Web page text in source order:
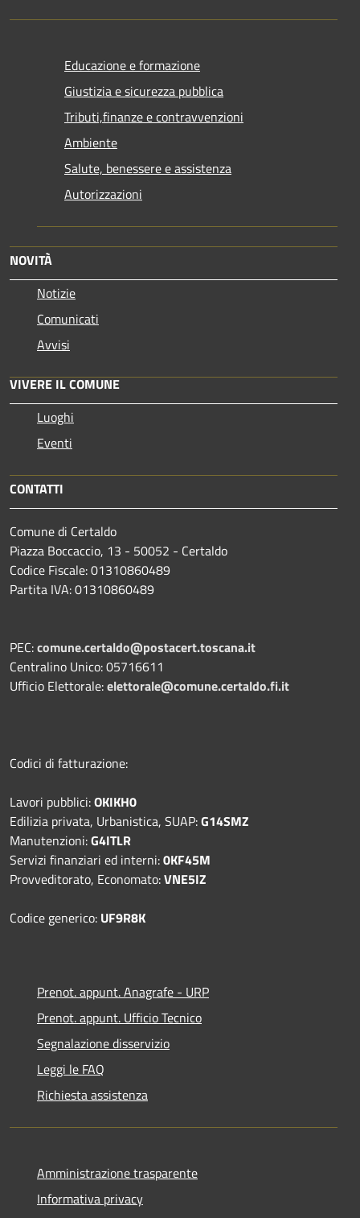
Educazione e formazione
Giustizia e sicurezza pubblica
Tributi,finanze e contravvenzioni
Ambiente
Salute, benessere e assistenza
Autorizzazioni
NOVITÀ
Notizie
Comunicati
Avvisi
VIVERE IL COMUNE
Luoghi
Eventi
CONTATTI
Comune di Certaldo
Piazza Boccaccio, 13 - 50052 - Certaldo
Codice Fiscale: 01310860489
Partita IVA: 01310860489
PEC:comune.certaldo@postacert.toscana.it
Centralino Unico: 05716611
Ufficio Elettorale:elettorale@comune.certaldo.fi.it
Codici di fatturazione:
Lavori pubblici:OKIKH0
Edilizia privata, Urbanistica, SUAP:G14SMZ
Manutenzioni:G4ITLR
Servizi finanziari ed interni:0KF45M
Provveditorato, Economato:VNE5IZ
Codice generico: UF9R8K
Prenot. appunt. Anagrafe - URP
Prenot. appunt. Ufficio Tecnico
Segnalazione disservizio
Leggi le FAQ
Richiesta assistenza
Amministrazione trasparente
Informativa privacy